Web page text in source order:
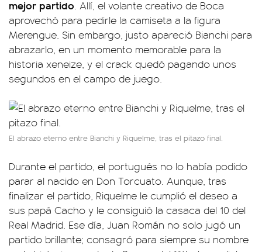
mejor partido. Allí, el volante creativo de Boca
aprovechó para pedirle la camiseta a la figura
Merengue. Sin embargo, justo apareció Bianchi para
abrazarlo, en un momento memorable para la
historia xeneize, y el crack quedó pagando unos
segundos en el campo de juego.
El abrazo eterno entre Bianchi y Riquelme, tras el pitazo final.
Durante el partido, el portugués no lo había podido
parar al nacido en Don Torcuato. Aunque, tras
finalizar el partido, Riquelme le cumplió el deseo a
sus papá Cacho y le consiguió la casaca del 10 del
Real Madrid. Ese día, Juan Román no solo jugó un
partido brillante; consagró para siempre su nombre